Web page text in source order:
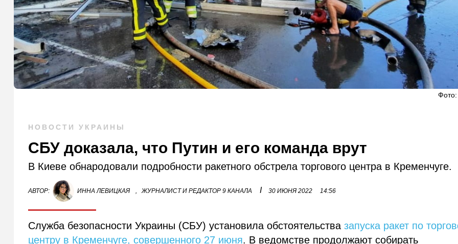
Фото:
НОВОСТИ УКРАИНЫ
СБУ доказала, что Путин и его команда врут
В Киеве обнародовали подробности ракетного обстрела торгового центра в Кременчуге.
АВТОР: ИННА ЛЕВИЦКАЯ , ЖУРНАЛИСТ И РЕДАКТОР 9 КАНАЛА I 30 ИЮНЯ 2022 14:56
Служба безопасности Украины (СБУ) установила обстоятельствазапуска ракет по
центру в Кременчуге, совершенного 27 июня. В ведомстве продолжают собирать